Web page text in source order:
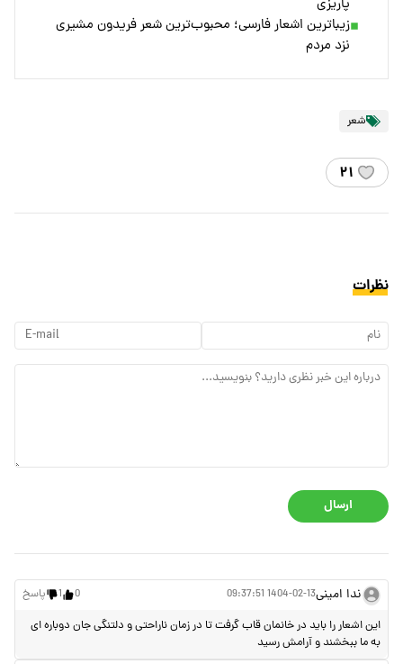
پاریزی
زیباترین اشعار فارسی؛ محبوب‌ترین شعر فریدون مشیری
نزد مردم
شعر
۲۱
نظرات
ارسال
ندا امینی1404-02-13 09:37:51
0
1 پاسخ
این اشعار را باید در خانمان قاب گرفت تا در زمان ناراحتی و دلتنگی جان دوباره ای
به ما ببخشند و آرامش رسید